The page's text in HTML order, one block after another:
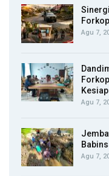
Agu 7,
Agu 7,
Agu 7,